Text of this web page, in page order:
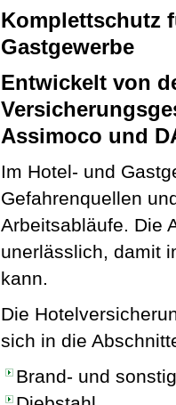
Komplettschutz
Gastgewerbe
Entwickelt von
Assimoco und
Im Hotel- und
Gefahrenquellen
Arbeitsabläufe. Die
unerlässlich, damit
kann.
Die
sich in die
Brand- und